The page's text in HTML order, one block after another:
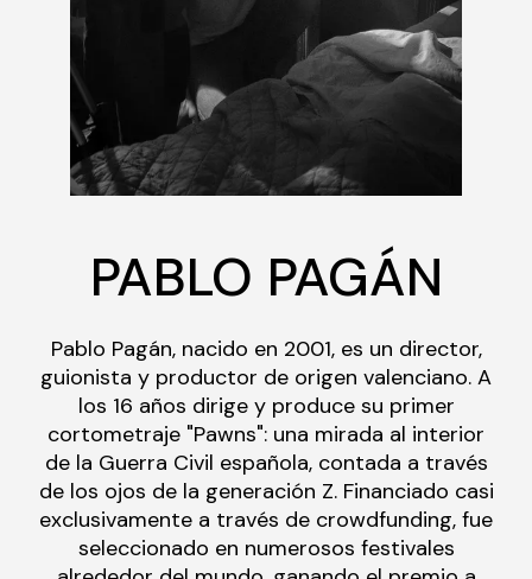
PABLO PAGÁN
Pablo Pagán, nacido en 2001, es un director,
guionista y productor de origen valenciano. A
los 16 años dirige y produce su primer
cortometraje "Pawns": una mirada al interior
de la Guerra Civil española, contada a través
de los ojos de la generación Z. Financiado casi
exclusivamente a través de crowdfunding, fue
seleccionado en numerosos festivales